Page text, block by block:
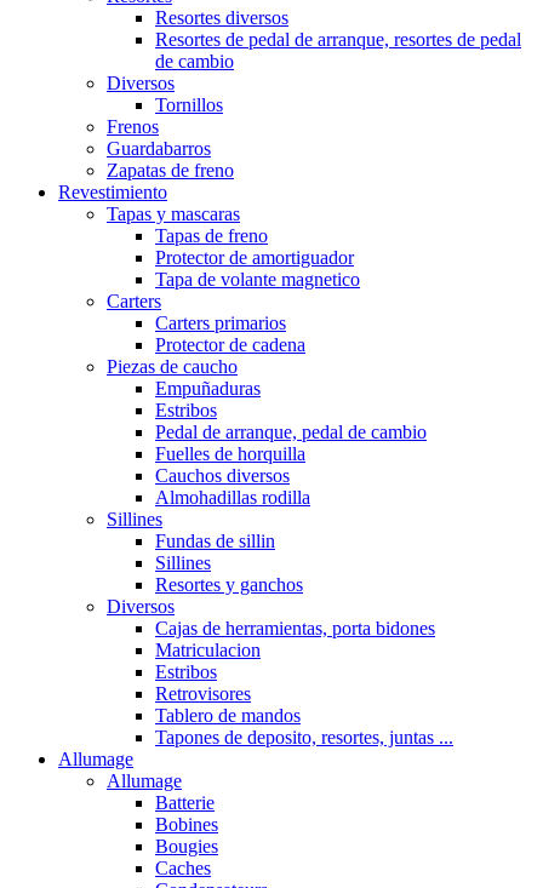
Resortes diversos
Resortes de pedal de arranque, resortes de pedal
de cambio
Diversos
Tornillos
Frenos
Guardabarros
Zapatas de freno
Revestimiento
Tapas y mascaras
Tapas de freno
Protector de amortiguador
Tapa de volante magnetico
Carters
Carters primarios
Protector de cadena
Piezas de caucho
Empuñaduras
Estribos
Pedal de arranque, pedal de cambio
Fuelles de horquilla
Cauchos diversos
Almohadillas rodilla
Sillines
Fundas de sillin
Sillines
Resortes y ganchos
Diversos
Cajas de herramientas, porta bidones
Matriculacion
Estribos
Retrovisores
Tablero de mandos
Tapones de deposito, resortes, juntas ...
Allumage
Allumage
Batterie
Bobines
Bougies
Caches